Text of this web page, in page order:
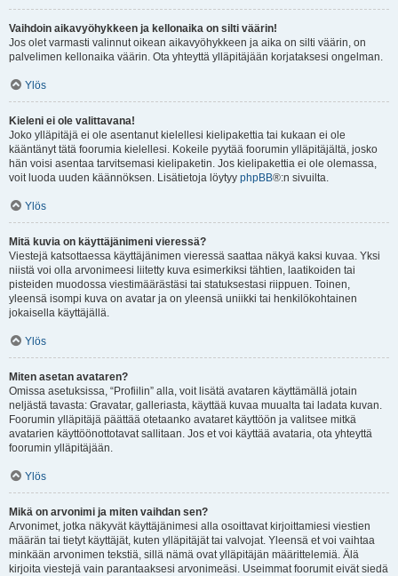
Vaihdoin aikavyöhykkeen ja kellonaika on silti väärin!
Jos olet varmasti valinnut oikean aikavyöhykkeen ja aika on silti väärin, on
palvelimen kellonaika väärin. Ota yhteyttä ylläpitäjään korjataksesi ongelman.
Ylös
Kieleni ei ole valittavana!
Joko ylläpitäjä ei ole asentanut kielellesi kielipakettia tai kukaan ei ole
kääntänyt tätä foorumia kielellesi. Kokeile pyytää foorumin ylläpitäjältä, josko
hän voisi asentaa tarvitsemasi kielipaketin. Jos kielipakettia ei ole olemassa,
voit luoda uuden käännöksen. Lisätietoja löytyy phpBB®:n sivuilta.
Ylös
Mitä kuvia on käyttäjänimeni vieressä?
Viestejä katsottaessa käyttäjänimen vieressä saattaa näkyä kaksi kuvaa. Yksi
niistä voi olla arvonimeesi liitetty kuva esimerkiksi tähtien, laatikoiden tai
pisteiden muodossa viestimäärästäsi tai statuksestasi riippuen. Toinen,
yleensä isompi kuva on avatar ja on yleensä uniikki tai henkilökohtainen
jokaisella käyttäjällä.
Ylös
Miten asetan avataren?
Omissa asetuksissa, “Profiilin” alla, voit lisätä avataren käyttämällä jotain
neljästä tavasta: Gravatar, galleriasta, käyttää kuvaa muualta tai ladata kuvan.
Foorumin ylläpitäjä päättää otetaanko avataret käyttöön ja valitsee mitkä
avatarien käyttöönottotavat sallitaan. Jos et voi käyttää avataria, ota yhteyttä
foorumin ylläpitäjään.
Ylös
Mikä on arvonimi ja miten vaihdan sen?
Arvonimet, jotka näkyvät käyttäjänimesi alla osoittavat kirjoittamiesi viestien
määrän tai tietyt käyttäjät, kuten ylläpitäjät tai valvojat. Yleensä et voi vaihtaa
minkään arvonimen tekstiä, sillä nämä ovat ylläpitäjän määrittelemiä. Älä
kirjoita viestejä vain parantaaksesi arvonimeäsi. Useimmat foorumit eivät siedä